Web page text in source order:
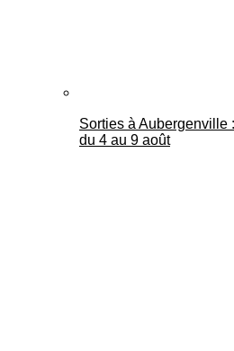
Sorties à Aubergenville
du 4 au 9 août